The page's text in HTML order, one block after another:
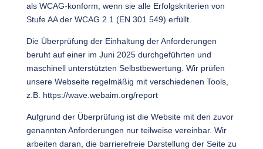
als WCAG-konform, wenn sie alle Erfolgskriterien von
Stufe AA der WCAG 2.1 (EN 301 549) erfüllt.
Die Überprüfung der Einhaltung der Anforderungen
beruht auf einer im Juni 2025 durchgeführten und
maschinell unterstützten Selbstbewertung. Wir prüfen
unsere Webseite regelmäßig mit verschiedenen Tools,
z.B. https://wave.webaim.org/report
Aufgrund der Überprüfung ist die Website mit den zuvor
genannten Anforderungen nur teilweise vereinbar. Wir
arbeiten daran, die barrierefreie Darstellung der Seite zu